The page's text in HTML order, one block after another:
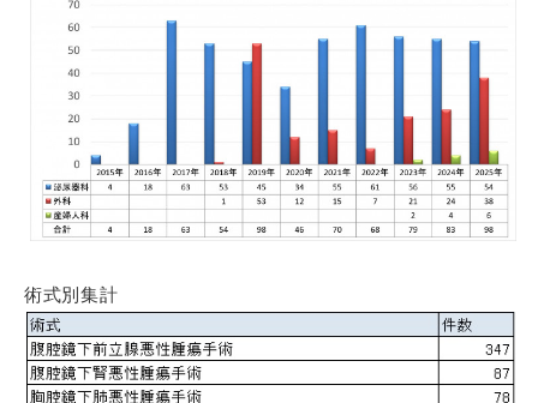
術式別集計